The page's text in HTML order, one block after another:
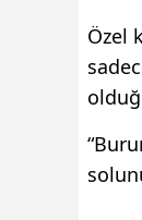
Özel